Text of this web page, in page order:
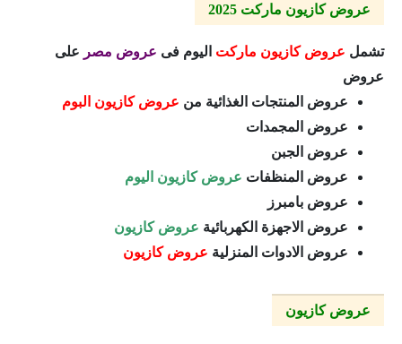
عروض كازيون ماركت 2025
تشمل عروض كازيون ماركت اليوم فى عروض مصر على
عروض
عروض المنتجات الغذائية من عروض كازيون البوم
عروض المجمدات
عروض الجبن
عروض المنظفات عروض كازيون اليوم
عروض بامبرز
عروض الاجهزة الكهربائية عروض كازيون
عروض الادوات المنزلية عروض كازيون
عروض كازيون